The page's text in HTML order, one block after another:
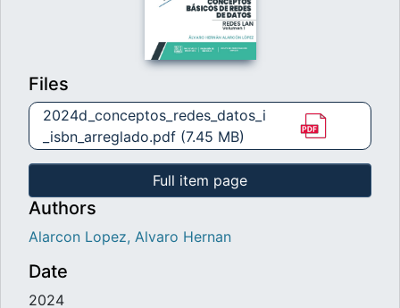
Files
2024d_conceptos_redes_datos_i
_isbn_arreglado.pdf (7.45 MB)
Full item page
Authors
Alarcon Lopez, Alvaro Hernan
Date
2024